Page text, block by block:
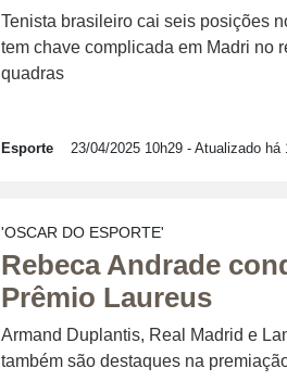
Tenista brasileiro cai seis posições
tem chave complicada em Madri no
quadras
Esporte 23/04/2025 10h29 - Atualizado há
'OSCAR DO ESPORTE'
Rebeca Andrade
Prêmio Laureus
Armand Duplantis, Real Madrid e
também são destaques na